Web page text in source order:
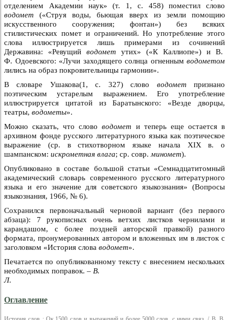
отделением Академии наук» (т. 1, с. 458) поместил слово
водомет («Струя воды, бьющая вверх из земли помощию
искусственного сооружения; фонтан») без всяких
стилистических помет и ограничений. Но употребление этого
слова иллюстрируется лишь примерами из сочинений
Державина: «Ревущий водомет утих» («К Каллиопе») и В.
Ф. Одоевского: «Лучи заходящего солнца огненным водометом
лились на образ покровительницы гармонии».
В словаре Ушакова(1, с. 327) слово водомет признано
поэтическим устарелым выражением. Его употребление
иллюстрируется цитатой из Баратынского: «Везде дворцы,
театры, водометы».
Можно сказать, что слововодомет и теперь еще остается в
архивном фонде русского литературного языка как поэтическое
выражение (ср. в стихотворном языке начала XIX в. о
шампанском: искрометная влага; ср. совр. миномет).
Опубликовано в составе большой статьи «Семнадцатитомный
академический словарь современного русского литературного
языка и его значение для советского языкознания» (Вопросы
языкознания, 1966, № 6).
Сохранился первоначальный черновой вариант (без первого
абзаца): 7 рукописных очень ветхих листков чернилами и
карандашом, с более поздней авторской правкой) разного
формата, пронумерованных автором и вложенных им в листок с
заголовком «История слова водомет».
Печатается по опубликованному тексту с внесением нескольких
необходимых поправок. – В.
Л.
Оглавление